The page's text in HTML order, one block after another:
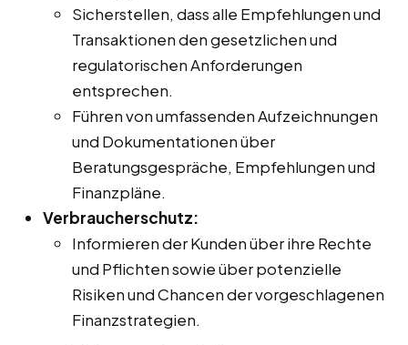
Sicherstellen, dass alle Empfehlungen und
Transaktionen den gesetzlichen und
regulatorischen Anforderungen
entsprechen.
Führen von umfassenden Aufzeichnungen
und Dokumentationen über
Beratungsgespräche, Empfehlungen und
Finanzpläne.
Verbraucherschutz:
Informieren der Kunden über ihre Rechte
und Pflichten sowie über potenzielle
Risiken und Chancen der vorgeschlagenen
Finanzstrategien.